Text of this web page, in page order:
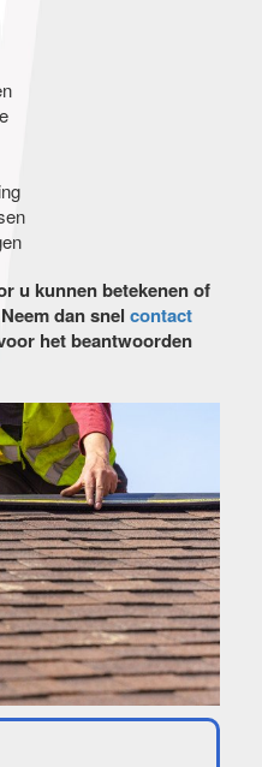
u kunnen betekenen of
dan snel contact
het beantwoorden